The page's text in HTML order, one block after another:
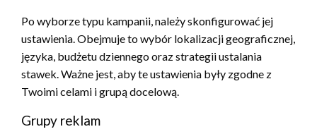
Po wyborze typu kampanii, należy skonfigurować jej
ustawienia. Obejmuje to wybór lokalizacji geograficznej,
języka, budżetu dziennego oraz strategii ustalania
stawek. Ważne jest, aby te ustawienia były zgodne z
Twoimi celami i grupą docelową.
Grupy reklam